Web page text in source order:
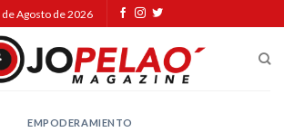
de Agosto de 2026
EMPODERAMIENTO